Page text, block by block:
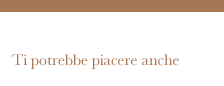
Ti potrebbe piacere anche